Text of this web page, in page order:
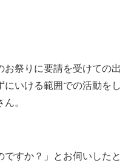
祭りに要請を受けての出
いける範囲での活動をし
。
ですか？」とお伺いしたと